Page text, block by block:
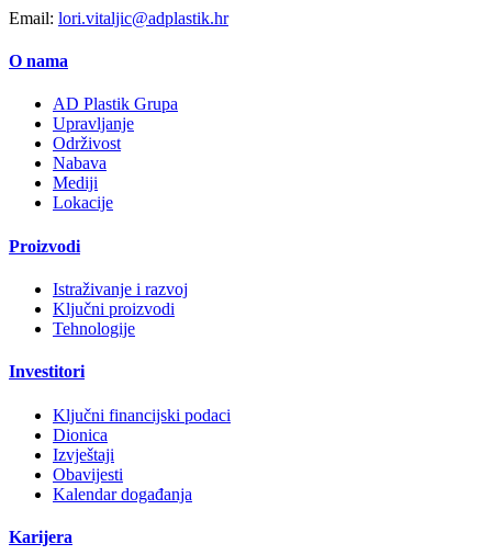
Email: lori.vitaljic@adplastik.hr
O nama
AD Plastik Grupa
Upravljanje
Održivost
Nabava
Mediji
Lokacije
Proizvodi
Istraživanje i razvoj
Ključni proizvodi
Tehnologije
Investitori
Ključni financijski podaci
Dionica
Izvještaji
Obavijesti
Kalendar događanja
Karijera